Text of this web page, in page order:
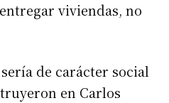
viviendas, no
de carácter social
en Carlos